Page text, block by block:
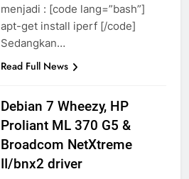
menjadi : [code lang=”bash”]
apt-get install iperf [/code]
Sedangkan…
Read Full News
Debian 7 Wheezy, HP
Proliant ML 370 G5 &
Broadcom NetXtreme
II/bnx2 driver